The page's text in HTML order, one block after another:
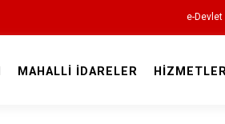
e-Devlet
MAHALLİ İDARELER